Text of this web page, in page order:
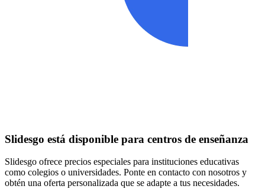
Slidesgo está disponible para centros de enseñanza
Slidesgo ofrece precios especiales para instituciones educativas
como colegios o universidades. Ponte en contacto con nosotros y
obtén una oferta personalizada que se adapte a tus necesidades.